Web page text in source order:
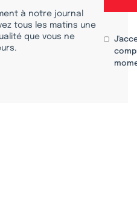
à notre journal
tous les matins une
que vous ne